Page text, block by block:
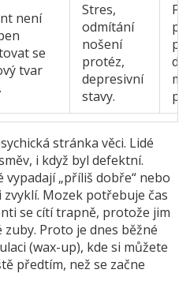
není
se
tvar
Stres,
odmítání
nošení
protéz,
depresivní
stavy.
stránka věci. Lidé
i když byl defektní.
„příliš dobře“ nebo
Mozek potřebuje čas
se cítí trapně, protože jim
zuby. Proto je dnes běžné
(wax-up), kde si můžete
předtím, než se začne